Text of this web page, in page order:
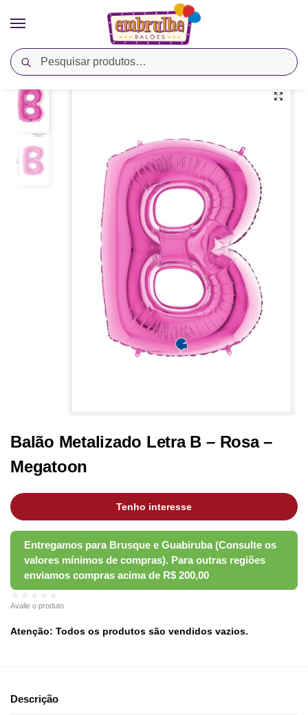
Pesquisar
Início Cores Rosa / Balão Metalizado Letra B – Rosa – Megatoon
Balão Metalizado Letra B – Rosa –
Megatoon
Tenho interesse
Avalie o produto
Atenção: Todos os produtos são vendidos vazios.
Descrição